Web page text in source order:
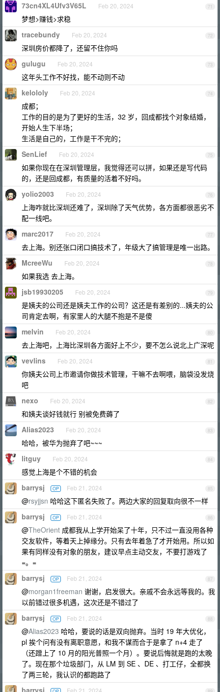
71
73cn4XL4Ufv3V65L Feb 20, 2024
梦想>赚钱>求稳
72
tracebundy Feb 20, 2024
深圳房价都降了，还留不住你吗
73
gulugu Feb 20, 2024
这年头工作不好找，能不动则不动
74
kelololy Feb 20, 2024
成都；
工作的目的是为了更好的生活，32 岁，回成都找个对象结婚，
开始人生下半场；
生活是自己的，工作是干不完的；
75
SenLief Feb 20, 2024
如果你现在在深圳管理层，我觉得还可以拼，如果还是写代码
的，还是回成都，有质量的活着不好吗。
76
yolio2003 Feb 20, 2024
上海咋就比深圳还难了，深圳除了天气优势，各方面都很恶劣不
配一线吧。
77
marc2017 Feb 20, 2024
去上海。别还张口闭口搞技术了，年级大了搞管理是唯一出路。
78
McreeWu Feb 20, 2024
如果我选 去上海。
79
jsb19930205 Feb 20, 2024
是姨夫的公司还是姨夫工作的公司？这还是有差别的...姨夫的公
司肯定去啊，有家里人的大腿不抱是不是傻
80
melvin Feb 20, 2024
去上海吧，上海比深圳各方面好上不少，要不怎么说北上广深呢
81
vevlins Feb 20, 2024
你姨夫公司上市邀请你做技术管理，干嘛不去啊喂，脑袋没发烧
吧
82
nexo Feb 20, 2024
和姨夫谈好钱就行 别被免费薅了
83
Alias2023 Feb 20, 2024
哈哈，被华为抛弃了吧~~~
84
litguy Feb 20, 2024
感觉上海是个不错的机会
85
barrysj OP Feb 21, 2024
@rsyjjsn 哈哈这下匿名失败了。两边大家的回复取向很不一样
86
barrysj OP Feb 21, 2024
@TheOrient 成都我从上学开始呆了十年，只不过一直没用各种
交友软件，等着天上掉缘分。只有去年着急了才开始用。所以如
果有同样没有对象的朋友，建议早点主动交友，不要打游戏了
=。=
87
barrysj OP Feb 21, 2024
@morgan1freeman 谢谢，启发很大。亲戚不会永远等我的。我
以前错过很多机遇，这次还是不错过了
88
barrysj OP Feb 21, 2024
@Alias2023 哈哈，要说的话是双向抛弃。当时 19 年大优化，
pl 挨个问有没有离职意愿，和我不谋而合于是拿了 n+4 走了
（还蹭上了 10 月的阳光普照一个月）。要说后悔就是跑的太晚
了。现在那个垃圾部门，从 LM 到 SE 、DE 、打工仔，全都换
了两三轮，我认识的都跑路了
barrysj Feb 21, 2024